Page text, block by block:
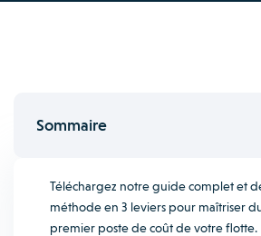
Sommaire
Téléchargez notre guide complet et
méthode en 3 leviers pour maîtriser
premier poste de coût de votre flotte.